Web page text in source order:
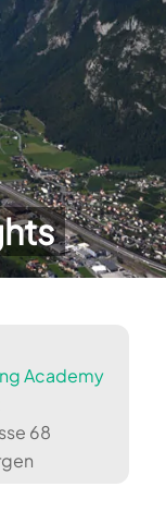
Academy
68